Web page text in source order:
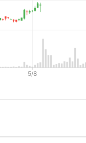
にアクセスできます。